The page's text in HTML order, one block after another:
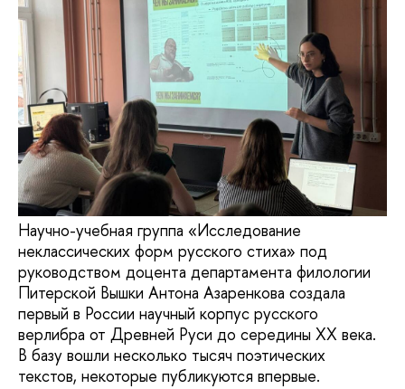
Научно-учебная группа «Исследование
неклассических форм русского стиха» под
руководством доцента департамента филологии
Питерской Вышки Антона Азаренкова создала
первый в России научный корпус русского
верлибра от Древней Руси до середины XX века.
В базу вошли несколько тысяч поэтических
текстов, некоторые публикуются впервые.